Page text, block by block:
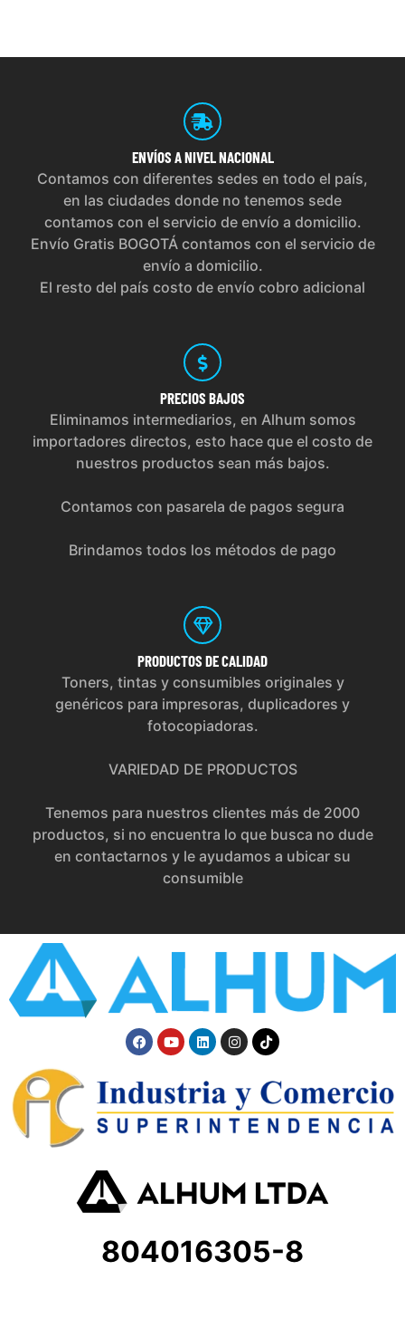
ENVÍOS A NIVEL NACIONAL
Contamos con diferentes sedes en todo el país,
en las ciudades donde no tenemos sede
contamos con el servicio de envío a domicilio.
Envío Gratis BOGOTÁ contamos con el servicio de
envío a domicilio.
El resto del país costo de envío cobro adicional
PRECIOS BAJOS
Eliminamos intermediarios, en Alhum somos
importadores directos, esto hace que el costo de
nuestros productos sean más bajos.
Contamos con pasarela de pagos segura
Brindamos todos los métodos de pago
PRODUCTOS DE CALIDAD
Toners, tintas y consumibles originales y
genéricos para impresoras, duplicadores y
fotocopiadoras.
VARIEDAD DE PRODUCTOS
Tenemos para nuestros clientes más de 2000
productos, si no encuentra lo que busca no dude
en contactarnos y le ayudamos a ubicar su
consumible
804016305-8